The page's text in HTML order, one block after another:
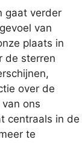
gaat verder
van
plaats in
de sterren
over de
ons
centraals in de
te